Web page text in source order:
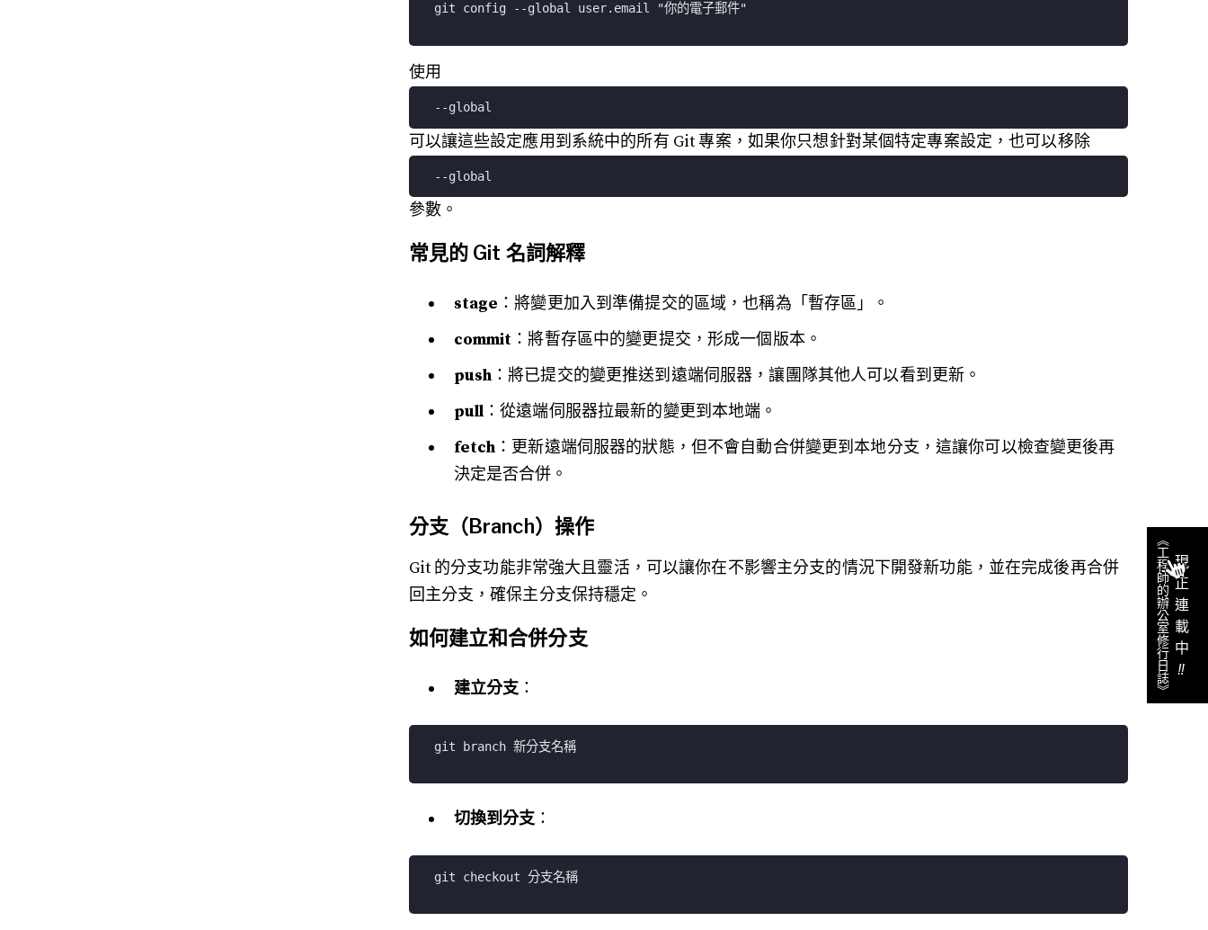
git config --global user.email "你的電子郵件"
使用
--global
可以讓這些設定應用到系統中的所有 Git 專案，如果你只想針對某個特定專案設定，也可以移除
--global
參數。
常見的 Git 名詞解釋
stage ：將變更加入到準備提交的區域，也稱為「暫存區」。
commit ：將暫存區中的變更提交，形成一個版本。
push ：將已提交的變更推送到遠端伺服器，讓團隊其他人可以看到更新。
pull ：從遠端伺服器拉最新的變更到本地端。
fetch ：更新遠端伺服器的狀態，但不會自動合併變更到本地分支，這讓你可以檢查變更後再
決定是否合併。
分支（Branch）操作
Git 的分支功能非常強大且靈活，可以讓你在不影響主分支的情況下開發新功能，並在完成後再合併
回主分支，確保主分支保持穩定。
如何建立和合併分支
建立分支：
git branch 新分支名稱
切換到分支：
git checkout 分支名稱
現正連載中
‼︎
《工程師的辦公室修行日誌》